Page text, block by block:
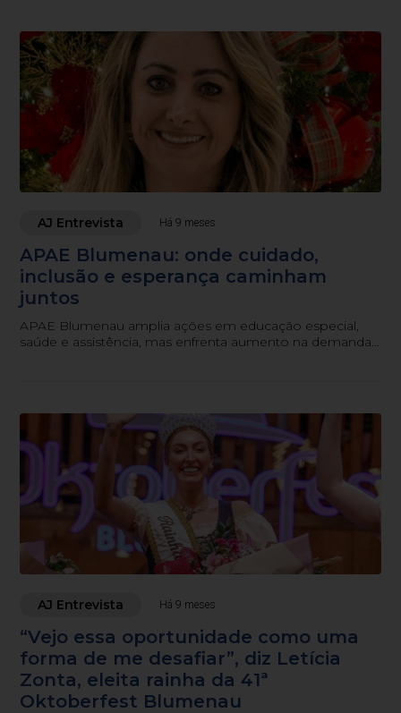
AJ Entrevista Há 9 meses
APAE Blumenau: onde cuidado,
inclusão e esperança caminham
juntos
APAE Blumenau amplia ações em educação especial,
saúde e assistência, mas enfrenta aumento na demanda
AJ Entrevista Há 9 meses
“Vejo essa oportunidade como uma
forma de me desafiar”, diz Letícia
Zonta, eleita rainha da 41ª
Oktoberfest Blumenau